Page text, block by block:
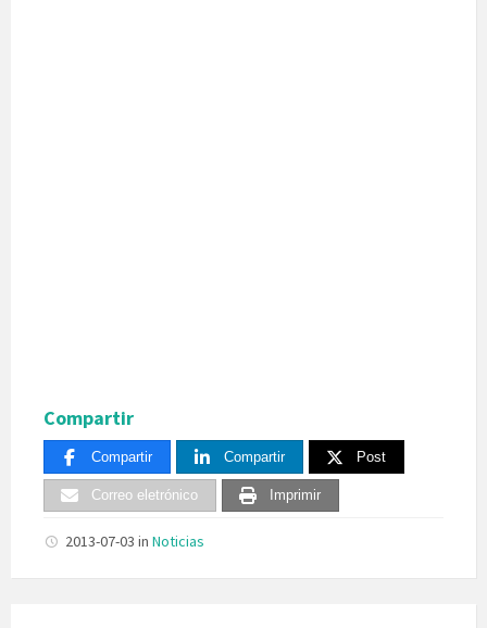
Compartir
Compartir Compartir Post
Correo eletrónico Imprimir
2013-07-03 in Noticias